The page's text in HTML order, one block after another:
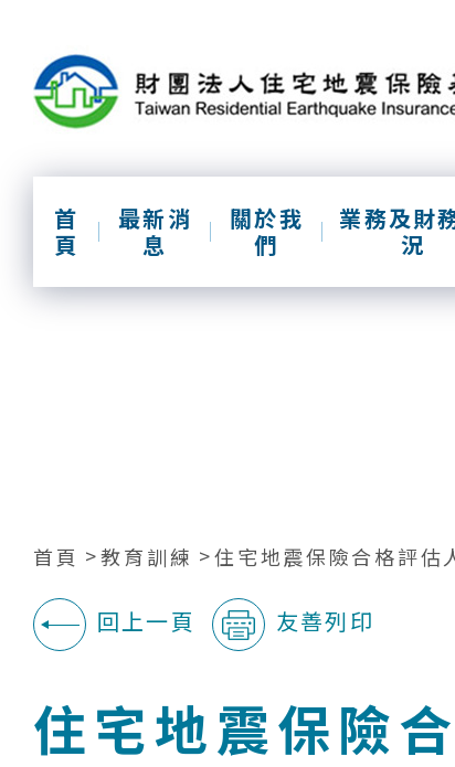
首
頁
最新消
息
關於我
們
業務及財
況
首頁 教育訓練 住宅地震保險合格評估
回上一頁 友善列印
住宅地震保險